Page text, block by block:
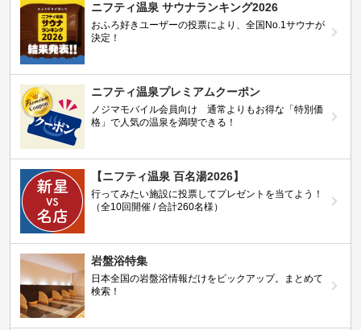
ニフティ温泉 サウナランキング2026
おふろ好きユーザーの投票により、全国No.1サウナが
決定！
ニフティ温泉プレミアムクーポン
ノジマモバイル会員向け 通常よりもお得な「特別価
格」で人気の温泉を満喫できる！
【ニフティ温泉 百名湯2026】
行ってみたい施設に投票してプレゼントを当てよう！
（全10回開催 / 合計260名様）
岩盤浴特集
日本全国の岩盤浴情報だけをピックアップ。まとめて
検索！